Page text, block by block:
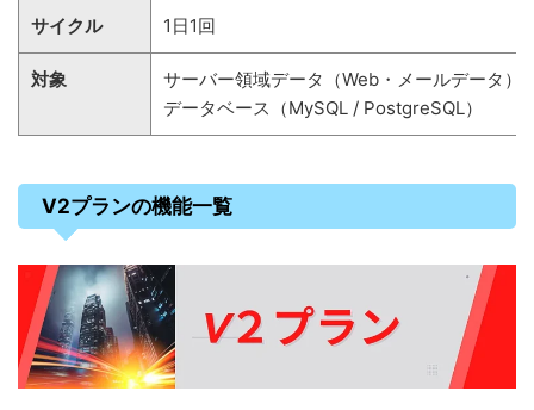
サイクル 1日1回
対象
サーバー領域データ（Web・メールデータ）
データベース（MySQL / PostgreSQL）
V2プランの機能一覧